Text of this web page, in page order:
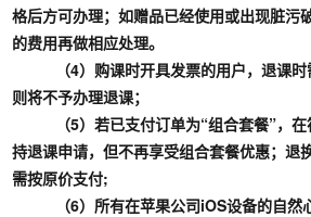
格后方可办理；如赠品已经使用或出现脏污
的费用再做相应处理。
（4）购课时开具发票的用户，退课时
则将不予办理退课；
（5）若已支付订单为“组合套餐”，在
持退课申请，但不再享受组合套餐优惠；退
需按原价支付;
（6）所有在苹果公司iOS设备的自然